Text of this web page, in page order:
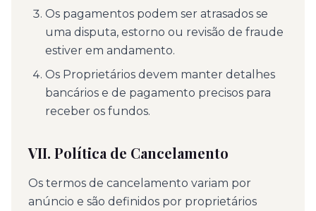
Os pagamentos podem ser atrasados se
uma disputa, estorno ou revisão de fraude
estiver em andamento.
Os Proprietários devem manter detalhes
bancários e de pagamento precisos para
receber os fundos.
VII. Política de Cancelamento
Os termos de cancelamento variam por
anúncio e são definidos por proprietários